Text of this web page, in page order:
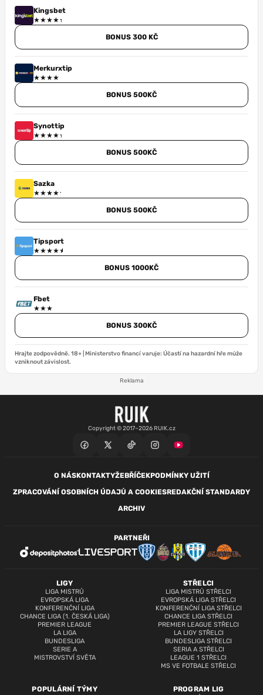
Kingsbet
BONUS 300 KČ
Merkurxtip
BONUS 500KČ
Synottip
BONUS 500KČ
Sazka
BONUS 500KČ
Tipsport
BONUS 1000KČ
Fbet
BONUS 300KČ
Hrajte zodpovědně. 18+ | Ministerstvo financí varuje: Účastí na hazardní hře může
vzniknout závislost.
Reklama
Copyright © 2017–2026 RUIK.cz
O NÁSKONTAKTYŽEBŘÍČEKPODMÍNKY UŽITÍ
ZPRACOVÁNÍ OSOBNÍCH ÚDAJŮ A COOKIESREDAKČNÍ STANDARDY
ARCHIV
LIGY
LIGA MISTRŮ
EVROPSKÁ LIGA
KONFERENČNÍ LIGA
CHANCE LIGA (1. ČESKÁ LIGA)
PREMIER LEAGUE
LA LIGA
BUNDESLIGA
SERIE A
MISTROVSTVÍ SVĚTA
STŘELCI
LIGA MISTRŮ STŘELCI
EVROPSKÁ LIGA STŘELCI
KONFERENČNÍ LIGA STŘELCI
CHANCE LIGA STŘELCI
PREMIER LEAGUE STŘELCI
LA LIGY STŘELCI
BUNDESLIGA STŘELCI
SERIA A STŘELCI
LEAGUE 1 STŘELCI
MS VE FOTBALE STŘELCI
POPULÁRNÍ TÝMY PROGRAM LIG
PARTNEŘI